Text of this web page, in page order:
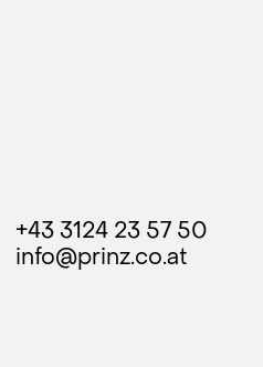
+43 3124 23 57 50
info@prinz.co.at